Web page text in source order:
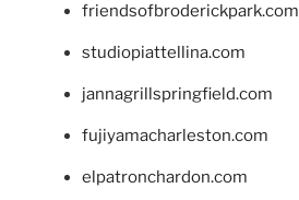
friendsofbroderickpark.com
studiopiattellina.com
jannagrillspringfield.com
fujiyamacharleston.com
elpatronchardon.com